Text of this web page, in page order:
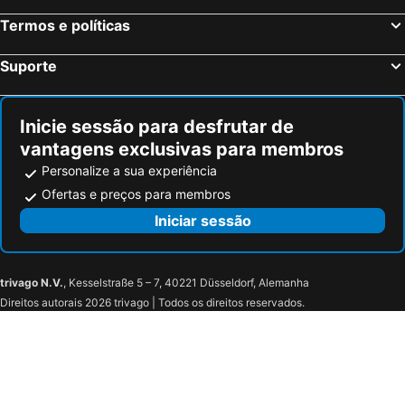
Bristol, Inglaterra Hotéis
Termos e políticas
Suporte
Inicie sessão para desfrutar de
vantagens exclusivas para membros
Personalize a sua experiência
Ofertas e preços para membros
Iniciar sessão
trivago N.V., Kesselstraße 5 – 7, 40221 Düsseldorf, Alemanha
Direitos autorais 2026 trivago | Todos os direitos reservados.